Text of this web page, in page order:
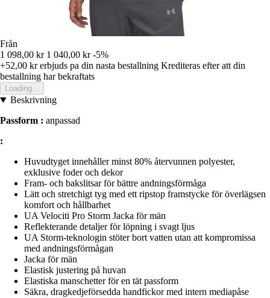
Från
1 098,00 kr 1 040,00 kr -5%
+52,00 krerbjuds pa din nasta bestallning Krediteras efter att din
bestallning har bekraftats
Loading...
Beskrivning
Passform : anpassad
:
Huvudtyget innehåller minst 80% återvunnen polyester,
exklusive foder och dekor
Fram- och bakslitsar för bättre andningsförmåga
Lätt och stretchigt tyg med ett ripstop framstycke för överlägsen
komfort och hållbarhet
UA Velociti Pro Storm Jacka för män
Reflekterande detaljer för löpning i svagt ljus
UA Storm-teknologin stöter bort vatten utan att kompromissa
med andningsförmågan
Jacka för män
Elastisk justering på huvan
Elastiska manschetter för en tät passform
Säkra, dragkedjeförsedda handfickor med intern mediapåse